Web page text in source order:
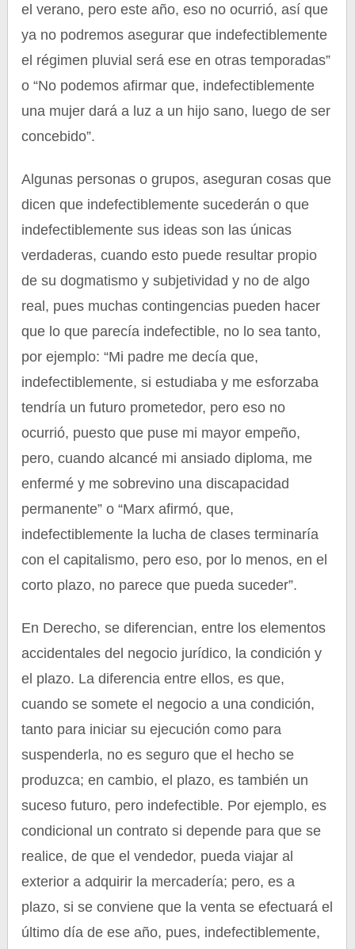
el verano, pero este año, eso no ocurrió, así que
ya no podremos asegurar que indefectiblemente
el régimen pluvial será ese en otras temporadas”
o “No podemos afirmar que, indefectiblemente
una mujer dará a luz a un hijo sano, luego de ser
concebido”.
Algunas personas o grupos, aseguran cosas que
dicen que indefectiblemente sucederán o que
indefectiblemente sus ideas son las únicas
verdaderas, cuando esto puede resultar propio
de su dogmatismo y subjetividad y no de algo
real, pues muchas contingencias pueden hacer
que lo que parecía indefectible, no lo sea tanto,
por ejemplo: “Mi padre me decía que,
indefectiblemente, si estudiaba y me esforzaba
tendría un futuro prometedor, pero eso no
ocurrió, puesto que puse mi mayor empeño,
pero, cuando alcancé mi ansiado diploma, me
enfermé y me sobrevino una discapacidad
permanente” o “Marx afirmó, que,
indefectiblemente la lucha de clases terminaría
con el capitalismo, pero eso, por lo menos, en el
corto plazo, no parece que pueda suceder”.
En Derecho, se diferencian, entre los elementos
accidentales del negocio jurídico, la condición y
el plazo. La diferencia entre ellos, es que,
cuando se somete el negocio a una condición,
tanto para iniciar su ejecución como para
suspenderla, no es seguro que el hecho se
produzca; en cambio, el plazo, es también un
suceso futuro, pero indefectible. Por ejemplo, es
condicional un contrato si depende para que se
realice, de que el vendedor, pueda viajar al
exterior a adquirir la mercadería; pero, es a
plazo, si se conviene que la venta se efectuará el
último día de ese año, pues, indefectiblemente,